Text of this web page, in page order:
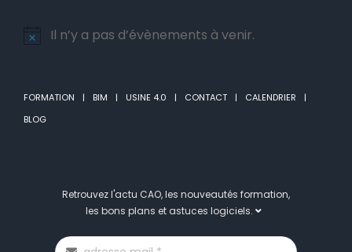
Notice
Il n’y a pas d’évènements à venir.
FORMATION BIM USINE 4.0 CONTACT
CALENDRIER
BLOG
Retrouvez l'actu CAO, les nouveautés formation,
les bons plans et astuces logiciels.